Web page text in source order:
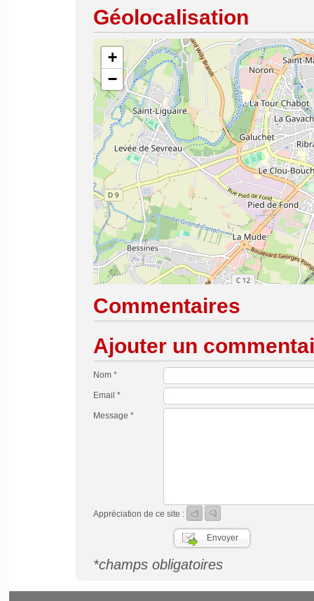
Géolocalisation
+
−
Commentaires
Ajouter un
Nom *
Email *
Message *
Appréciation de ce site :
*champs obligatoires